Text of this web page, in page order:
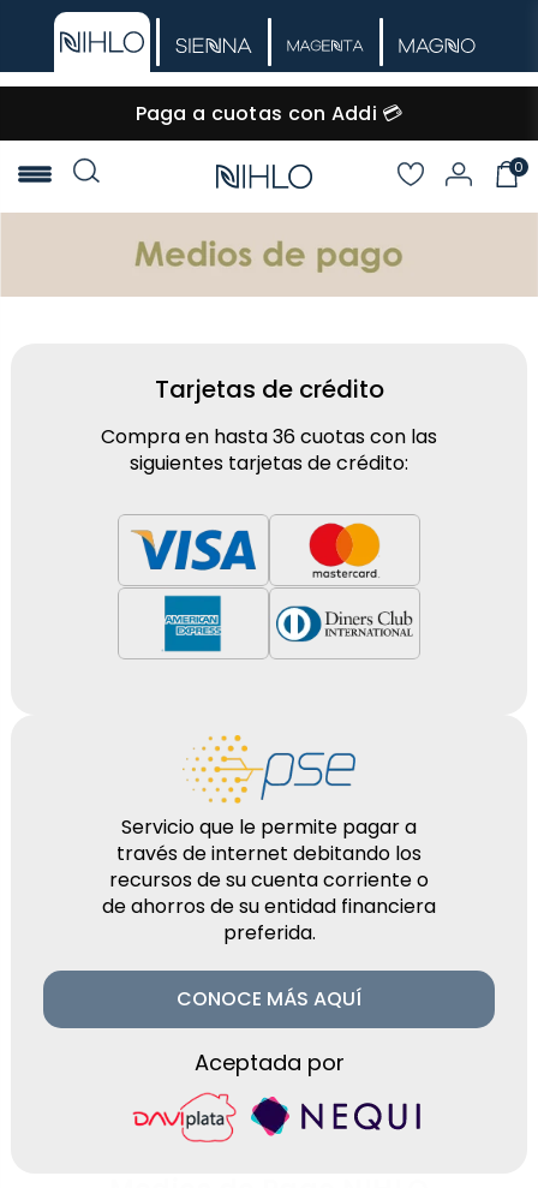
🚚 Envío GRATIS desde $60.000
NIHLO
0
Tarjetas de crédito
Compra en hasta 36 cuotas con las
siguientes tarjetas de crédito:
Servicio que le permite pagar a
través de internet debitando los
recursos de su cuenta corriente o
de ahorros de su entidad financiera
preferida.
CONOCE MÁS AQUÍ
Aceptada por